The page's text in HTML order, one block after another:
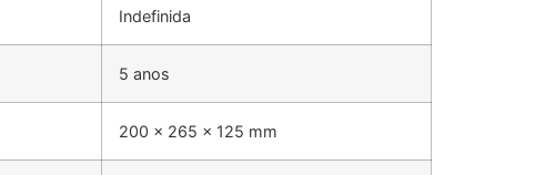
Indefinida
5 anos
200 x 265 x 125 mm